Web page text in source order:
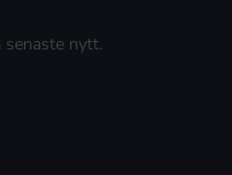
senaste nytt.